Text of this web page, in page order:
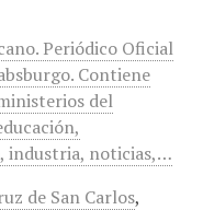
Periódico Oficial
Contiene
del
industria, noticias,…
de San Carlos,